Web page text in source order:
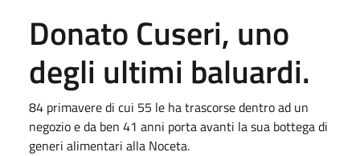
Donato Cuseri, uno
degli ultimi baluardi.
84 primavere di cui 55 le ha trascorse dentro ad un
negozio e da ben 41 anni porta avanti la sua bottega di
generi alimentari alla Noceta.